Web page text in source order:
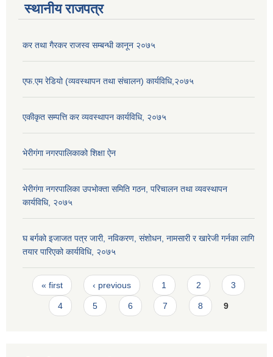
स्थानीय राजपत्र
कर तथा गैरकर राजस्व सम्बन्धी कानून २०७५
एफ.एम रेडियो (व्यवस्थापन तथा संचालन) कार्यविधि,२०७५
एकीकृत सम्पत्ति कर व्यवस्थापन कार्यविधि, २०७५
भेरीगंगा नगरपालिकाको शिक्षा ऐन
भेरीगंगा नगरपालिका उपभोक्ता समिति गठन, परिचालन तथा व्यवस्थापन
कार्यविधि, २०७५
घ बर्गको इजाजत पत्र जारी, नविकरण, संशोधन, नामसारी र खारेजी गर्नका लागि
तयार पारिएको कार्यविधि, २०७५
Pages
« first ‹ previous 1 2 3
4 5 6 7 8 9